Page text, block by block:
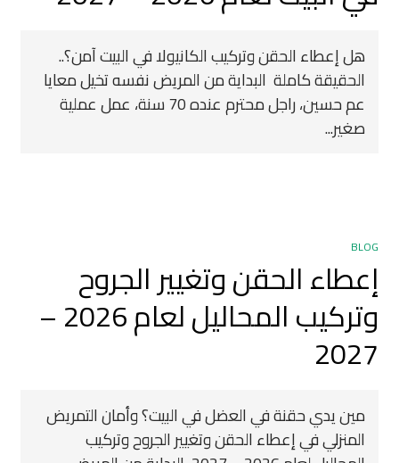
هل إعطاء الحقن وتركيب الكانيولا في البيت آمن؟..
الحقيقة كاملة البداية من المريض نفسه تخيل معايا
عم حسين، راجل محترم عنده 70 سنة، عمل عملية
صغير...
BLOG
إعطاء الحقن وتغيير الجروح
وتركيب المحاليل لعام 2026 –
2027
مين يدي حقنة في العضل في البيت؟ وأمان التمريض
المنزلي في إعطاء الحقن وتغيير الجروح وتركيب